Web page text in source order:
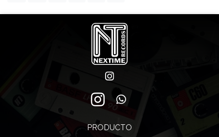
PRODUCTO